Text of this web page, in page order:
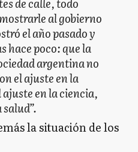
de calle, todo
al gobierno
el año pasado y
hace poco: que la
argentina no
el ajuste en la
en la ciencia,
la situación de los